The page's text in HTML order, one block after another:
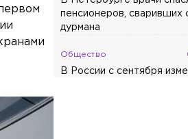
пенсионеров, сваривших
дурмана
Общество
В России с сентября